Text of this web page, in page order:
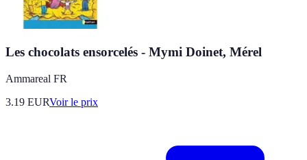
Les chocolats ensorcelés - Mymi Doinet, Mérel
Ammareal FR
3.19 EURVoir le prix